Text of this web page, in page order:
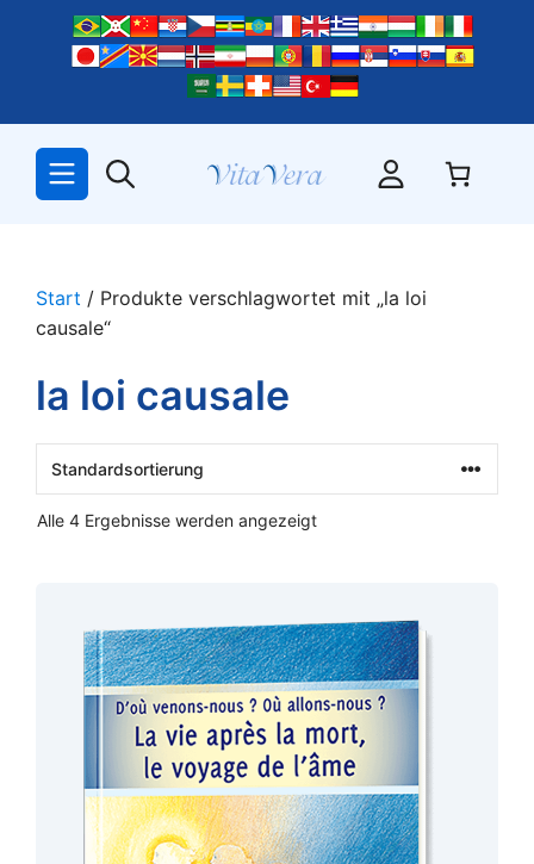
springen
Start / Produkte verschlagwortet mit „la loi
causale“
la loi causale
Alle 4 Ergebnisse werden angezeigt